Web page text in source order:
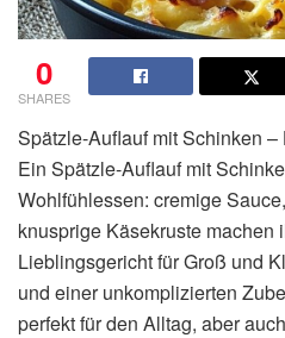
0
SHARES
Spätzle-Auflauf mit Schinken –
Ein Spätzle-Auflauf mit
Wohlfühlessen: cremige
knusprige Käsekruste machen
Lieblingsgericht für Groß und
und einer unkomplizierten
perfekt für den Alltag, aber